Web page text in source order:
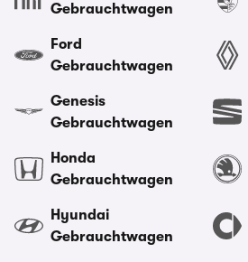
Gebrauchtwagen
Ford
Gebrauchtwagen
Genesis
Gebrauchtwagen
Honda
Gebrauchtwagen
Hyundai
Gebrauchtwagen